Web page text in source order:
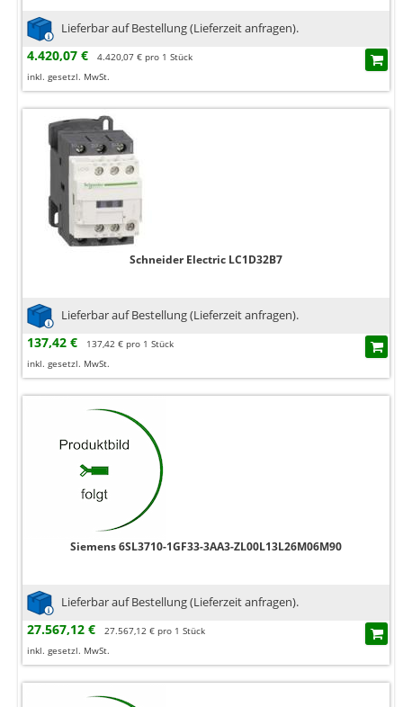
Lieferbar auf Bestellung (Lieferzeit anfragen).
4.420,07 €
4.420,07 € pro 1 Stück
inkl. gesetzl. MwSt.
Schneider Electric LC1D32B7
Lieferbar auf Bestellung (Lieferzeit anfragen).
137,42 €
137,42 € pro 1 Stück
inkl. gesetzl. MwSt.
Siemens 6SL3710-1GF33-3AA3-ZL00L13L26M06M90
Lieferbar auf Bestellung (Lieferzeit anfragen).
27.567,12 €
27.567,12 € pro 1 Stück
inkl. gesetzl. MwSt.